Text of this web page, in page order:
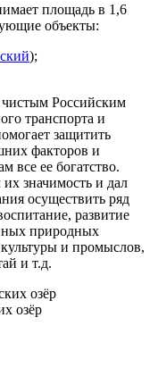
площадь в 1,6
объекты:
);
Российским
транспорта и
защитить
факторов и
все ее богатство.
значимость и дал
осуществить ряд
развитие
природных
и промыслов,
и т.д.
озёр